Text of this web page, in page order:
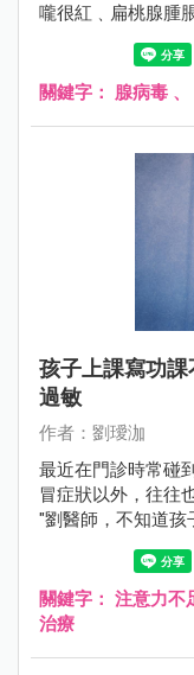
嚨很紅﹑扁桃腺腫
炎，可能是腺病毒
關鍵字： 腺病毒 、
孩子上課寫功
過敏
作者：劉璦泇
最近在門診時常碰
冒症狀以外，往往
"劉醫師，不知道孩
師常常跟我們反映
全程盯著才能完成
斷......這該如何是好
出現注意力不集中
關鍵字： 注意力不
治療